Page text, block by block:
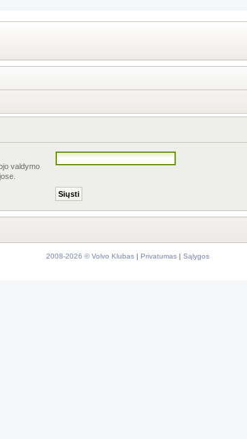
valdymo
2008-2026 © Volvo Klubas | Privatumas | Sąlygos